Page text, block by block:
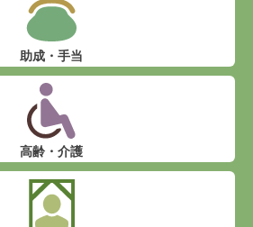
助成・手当
高齢・介護